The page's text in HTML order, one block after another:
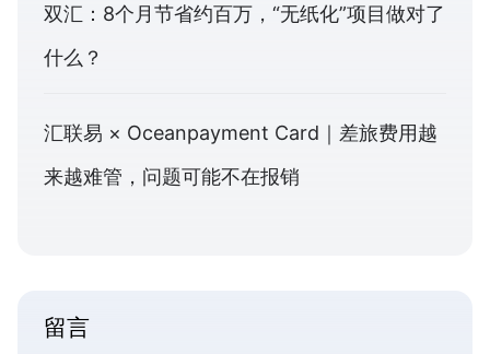
双汇：8个月节省约百万，“无纸化”项目做对了
什么？
汇联易 × Oceanpayment Card｜差旅费用越
来越难管，问题可能不在报销
留言